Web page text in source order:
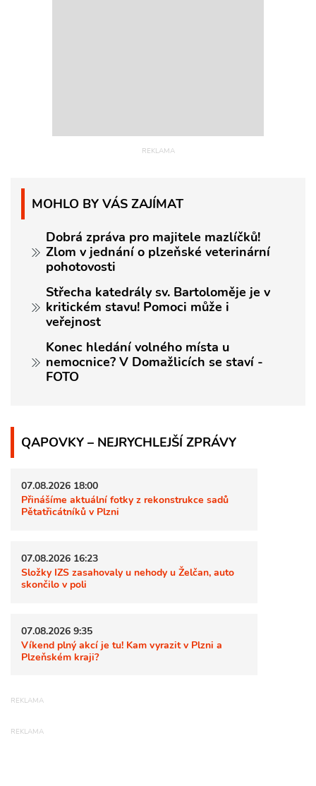
MOHLO BY VÁS ZAJÍMAT
Dobrá zpráva pro majitele mazlíčků!
Zlom v jednání o plzeňské veterinární
pohotovosti
Střecha katedrály sv. Bartoloměje je v
kritickém stavu! Pomoci může i
veřejnost
Konec hledání volného místa u
nemocnice? V Domažlicích se staví -
FOTO
QAPOVKY – NEJRYCHLEJŠÍ ZPRÁVY
07.08.2026 18:00
Přinášíme aktuální fotky z rekonstrukce sadů
Pětatřicátníků v Plzni
07.08.2026 16:23
Složky IZS zasahovaly u nehody u Želčan, auto
skončilo v poli
07.08.2026 9:35
Víkend plný akcí je tu! Kam vyrazit v Plzni a
Plzeňském kraji?